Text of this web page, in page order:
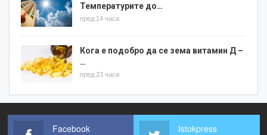
Температурите до…
пред 14 часа
Кога е подобро да се зема витамин Д –
…
пред 23 часа
Facebook Istokpress